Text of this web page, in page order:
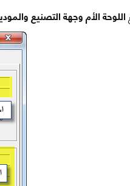
اللوحة الأم وجهة التصنيع